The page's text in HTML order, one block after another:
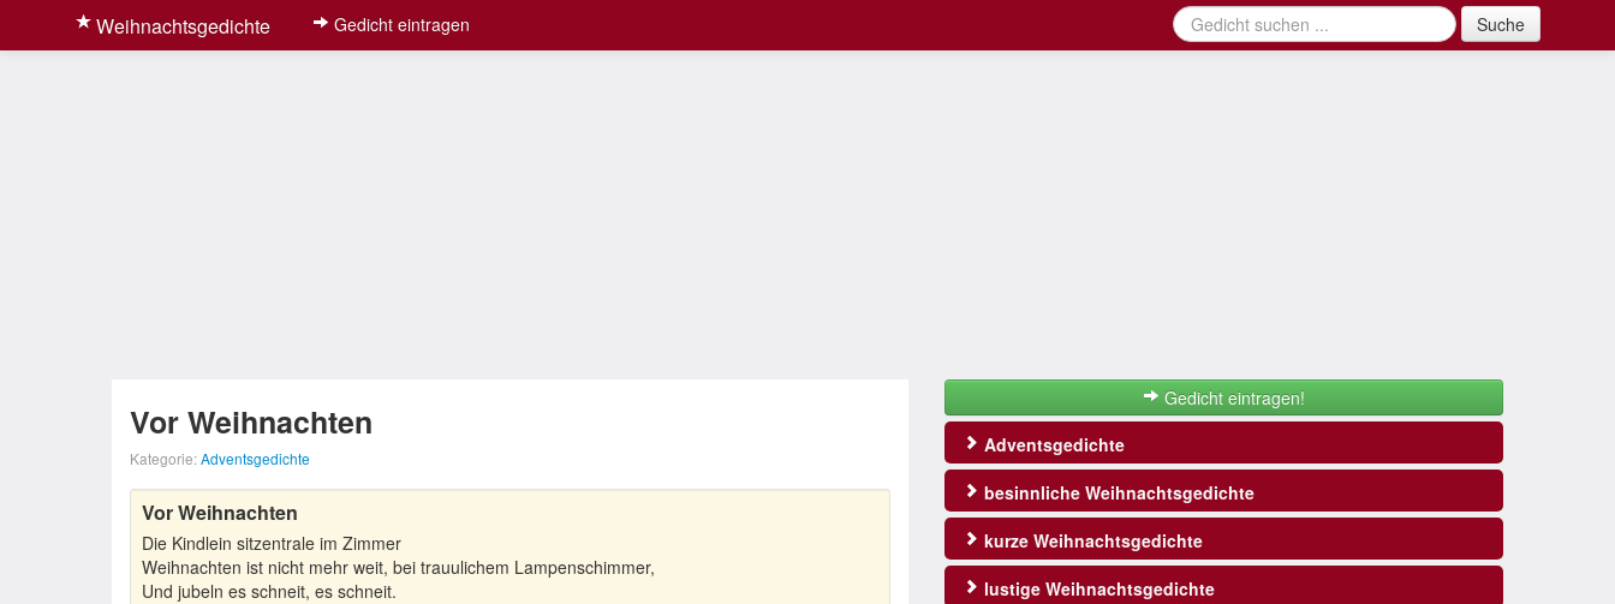
Weihnachtsgedichte Gedicht eintragen Suche
Vor Weihnachten
Kategorie:Adventsgedichte
Vor Weihnachten
Die Kindlein sitzentrale im Zimmer
Weihnachten ist nicht mehr weit, bei trauulichem Lampenschimmer,
Und jubeln es schneit, es schneit.
Gedicht eintragen!
Adventsgedichte
besinnliche Weihnachtsgedichte
kurze Weihnachtsgedichte
lustige Weihnachtsgedichte